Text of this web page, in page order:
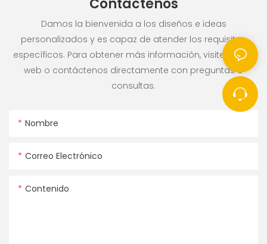
Contáctenos
Damos la bienvenida a los diseños e ideas
personalizados y es capaz de atender los requisitos
específicos. Para obtener más información, visite el sitio
web o contáctenos directamente con preguntas o
consultas.
Nombre
Correo Electrónico
Contenido